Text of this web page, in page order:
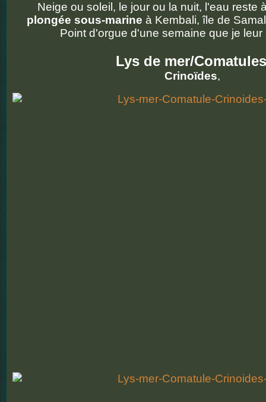
Neige ou soleil, le jour ou la nuit, l'eau reste
plongée sous-marine à Kembali, île de
Point d'orgue d'une semaine que je leur
Lys de mer/Comatules
Crinoïdes,